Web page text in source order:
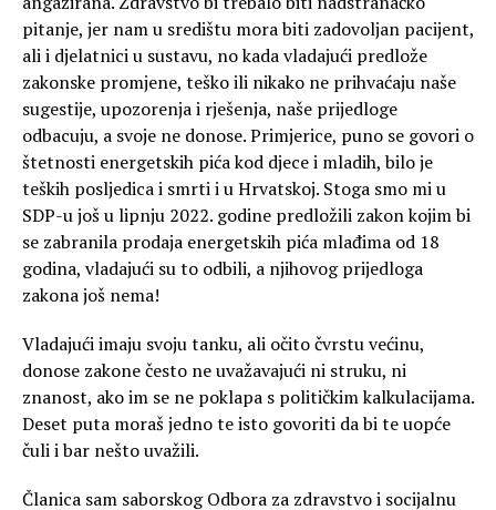
pitanje, jer nam u središtu mora biti zadovoljan pacijent,
ali i djelatnici u sustavu, no kada vladajući predlože
zakonske promjene, teško ili nikako ne prihvaćaju naše
sugestije, upozorenja i rješenja, naše prijedloge
odbacuju, a svoje ne donose. Primjerice, puno se govori o
štetnosti energetskih pića kod djece i mladih, bilo je
teških posljedica i smrti i u Hrvatskoj. Stoga smo mi u
SDP-u još u lipnju 2022. godine predložili zakon kojim bi
se zabranila prodaja energetskih pića mlađima od 18
godina, vladajući su to odbili, a njihovog prijedloga
zakona još nema!
Vladajući imaju svoju tanku, ali očito čvrstu većinu,
donose zakone često ne uvažavajući ni struku, ni
znanost, ako im se ne poklapa s političkim kalkulacijama.
Deset puta moraš jedno te isto govoriti da bi te uopće
čuli i bar nešto uvažili.
Članica sam saborskog Odbora za zdravstvo i socijalnu